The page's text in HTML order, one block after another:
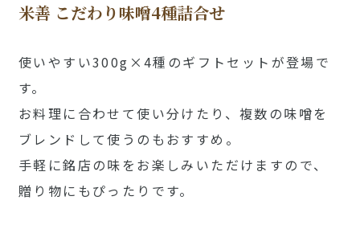
米善 こだわり味噌4種詰合せ
使いやすい300g×4種のギフトセットが登場で
す。
お料理に合わせて使い分けたり、複数の味噌を
ブレンドして使うのもおすすめ。
手軽に銘店の味をお楽しみいただけますので、
贈り物にもぴったりです。